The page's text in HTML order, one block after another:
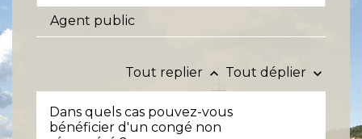
Agent public
Tout replier keyboard_arrow_up Tout déplier keyboard_arrow_down
Dans quels cas pouvez-vous
bénéficier d'un congé non